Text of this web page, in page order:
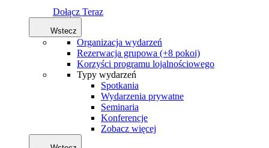
Dołącz Teraz
Wstecz
Organizacja wydarzeń
Rezerwacja grupowa (+8 pokoi)
Korzyści programu lojalnościowego
Typy wydarzeń
Spotkania
Wydarzenia prywatne
Seminaria
Konferencje
Zobacz więcej